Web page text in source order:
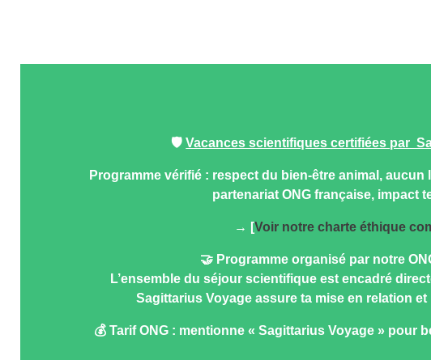
🛡️Vacances scientifiques certifiées par
Programme vérifié : respect du bien-être animal,
partenariat ONG française, impact
→ [Voir notre charte éthique
🤝 Programme organisé par notre
L’ensemble du séjour scientifique est encadré
Sagittarius Voyage assure ta mise en relation
💰 Tarif ONG : mentionne « Sagittarius Voyage » pour